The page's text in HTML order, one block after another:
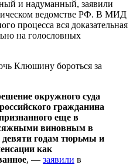
и надуманный, заявили
ведомстве РФ. В МИД
процесса вся доказательная
на голословных
Клюшину бороться за
окружного суда
гражданина
еще в
виновным в
девяти годам тюрьмы и
как
, — заявили в